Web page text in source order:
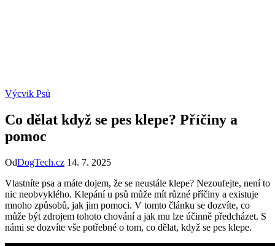
Výcvik Psů
Co dělat když se pes klepe? Příčiny a
pomoc
OdDogTech.cz 14. 7. 2025
Vlastníte​ psa a máte dojem,​ že se neustále klepe? ‍Nezoufejte, není to
nic neobvyklého. ⁤Klepání u psů může mít​ různé příčiny ​a existuje
mnoho způsobů, jak jim pomoci. V tomto článku se ⁤dozvíte, ‍co
může být zdrojem‌ tohoto chování ⁣a ‍jak mu lze ‌účinně předcházet. S
námi se dozvíte vše potřebné ⁤o tom, co dělat, když se pes klepe.